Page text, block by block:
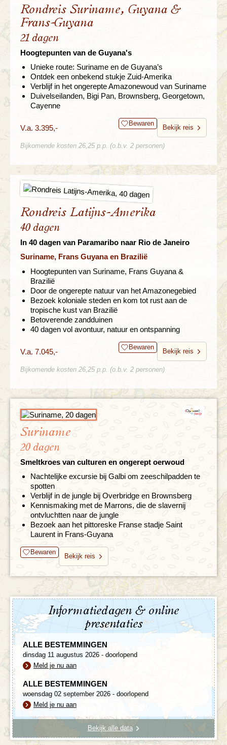
Rondreis Suriname, Guyana &
Frans-Guyana
21 dagen
Hoogtepunten van de Guyana's
Unieke route: Suriname en de Guyana’s
Ontdek een onbekend stukje Zuid-Amerika
Verblijf in het ongerepte Amazonewoud van Suriname
Duivelseilanden, Bigi Pan, Brownsberg, Georgetown,
Cayenne
V.a. 3.395,- Bewaren
Bekijk reis
Bijkomende kosten 26,25 p.p. (o.b.v. 2 personen)
Rondreis Latijns-Amerika
40 dagen
In 40 dagen van Paramaribo naar Rio de Janeiro
Suriname, Frans Guyana en Brazilië
Hoogtepunten van Suriname, Frans Guyana &
Brazilië
Door de ongerepte natuur van het Amazonegebied
Bezoek koloniale steden en kom tot rust aan de
tropische kust van Brazilië
Betoverende zandduinen
40 dagen vol avontuur, natuur en ontspanning
V.a. 7.045,- Bewaren
Bekijk reis
Bijkomende kosten 26,25 p.p. (o.b.v. 2 personen)
Suriname
20 dagen
Smeltkroes van culturen en ongerept oerwoud
Nachtelijke excursie bij Galbi om zeeschilpadden te
spotten
Verblijf in de jungle bij Overbridge en Brownsberg
Kennismaking met de Marrons, die de slavernij
ontvluchtten naar de jungle
Bezoek aan het pittoreske Franse stadje Saint
Laurent in Frans-Guyana
Bewaren
Bekijk reis
Informatiedagen & online
presentaties
ALLE BESTEMMINGEN
dinsdag 11 augustus 2026 - doorlopend
Meld je nu aan
ALLE BESTEMMINGEN
woensdag 02 september 2026 - doorlopend
Meld je nu aan
Bekijk alle data